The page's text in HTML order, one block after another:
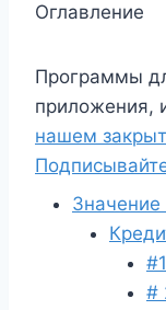
Оглавление
Программы
приложения,
нашем
Значение
#